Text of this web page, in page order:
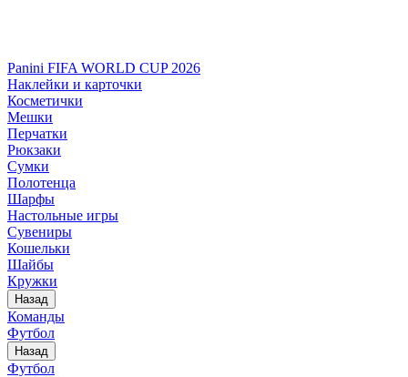
Panini FIFA WORLD CUP 2026
Наклейки и карточки
Косметички
Мешки
Перчатки
Рюкзаки
Сумки
Полотенца
Шарфы
Настольные игры
Сувениры
Кошельки
Шайбы
Кружки
Назад
Команды
Футбол
Назад
Футбол